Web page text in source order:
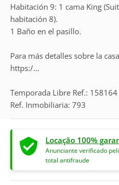
Habitación 9: 1 cama King
habitación 8).
1 Baño en el pasillo.
Para más detalles sobre la
https:/...
Temporada Libre Ref.: 158164
Ref. Inmobiliaria: 793
Locação 100%
Anunciante verificado
total antifraude